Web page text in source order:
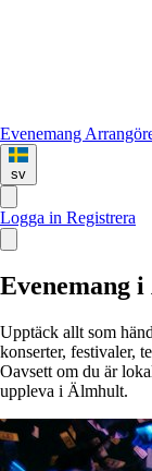
Evenemang
sv
Logga in Registrera
Evenemang
Upptäck allt som
konserter, festivaler,
Oavsett om du är
uppleva i Älmhult.